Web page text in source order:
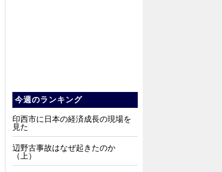
今週のランキング
印西市に日本の経済成長の現場を
見た
辺野古事故はなぜ起きたのか
（上）